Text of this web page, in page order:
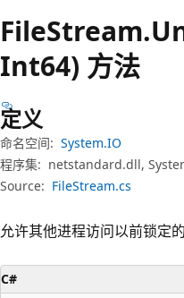
FileStream.
Int64) 方法
定义
命名空间: System.IO
程序集: netstandard.dll,
Source: FileStream.cs
允许其他进程访问以前锁定
C#